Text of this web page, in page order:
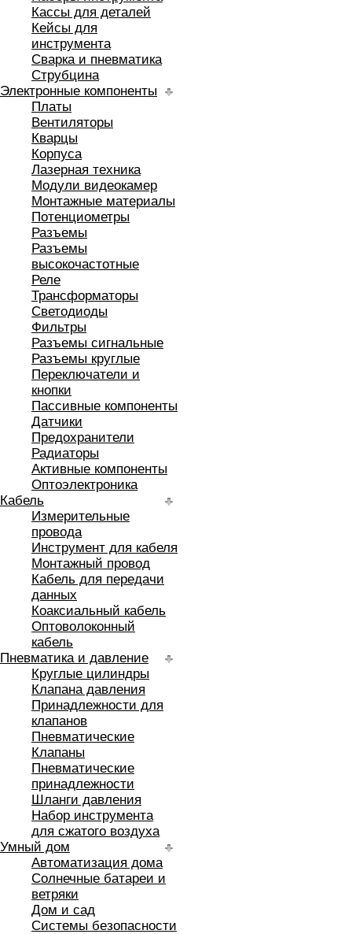
Кассы для деталей
Кейсы для
инструмента
Сварка и пневматика
Струбцина
Электронные компоненты
Платы
Вентиляторы
Кварцы
Корпуса
Лазерная техника
Модули видеокамер
Монтажные материалы
Потенциометры
Разъемы
Разъемы
высокочастотные
Реле
Трансформаторы
Светодиоды
Фильтры
Разъемы сигнальные
Разъемы круглые
Переключатели и
кнопки
Пассивные компоненты
Датчики
Предохранители
Радиаторы
Активные компоненты
Оптоэлектроника
Кабель
Измерительные
провода
Инструмент для кабеля
Монтажный провод
Кабель для передачи
данных
Коаксиальный кабель
Оптоволоконный
кабель
Пневматика и давление
Круглые цилиндры
Клапана давления
Принадлежности для
клапанов
Пневматические
Клапаны
Пневматические
принадлежности
Шланги давления
Набор инструмента
для сжатого воздуха
Умный дом
Автоматизация дома
Солнечные батареи и
ветряки
Дом и сад
Системы безопасности